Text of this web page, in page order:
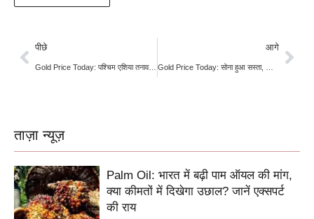
पीछे
Gold Price Today: पश्चिम एशिया तनाव और फेड संकेतों के बीच सोने-चांदी में गिरावट, निवेशकों की नजर अमेरिकी रोजगार आंकड़ों पर
आगे
ताज़ा न्यूज़
Palm Oil: भारत में बढ़ी पाम ऑयल की मांग,
क्या कीमतों में दिखेगा उछाल? जानें एक्सपर्ट
की राय